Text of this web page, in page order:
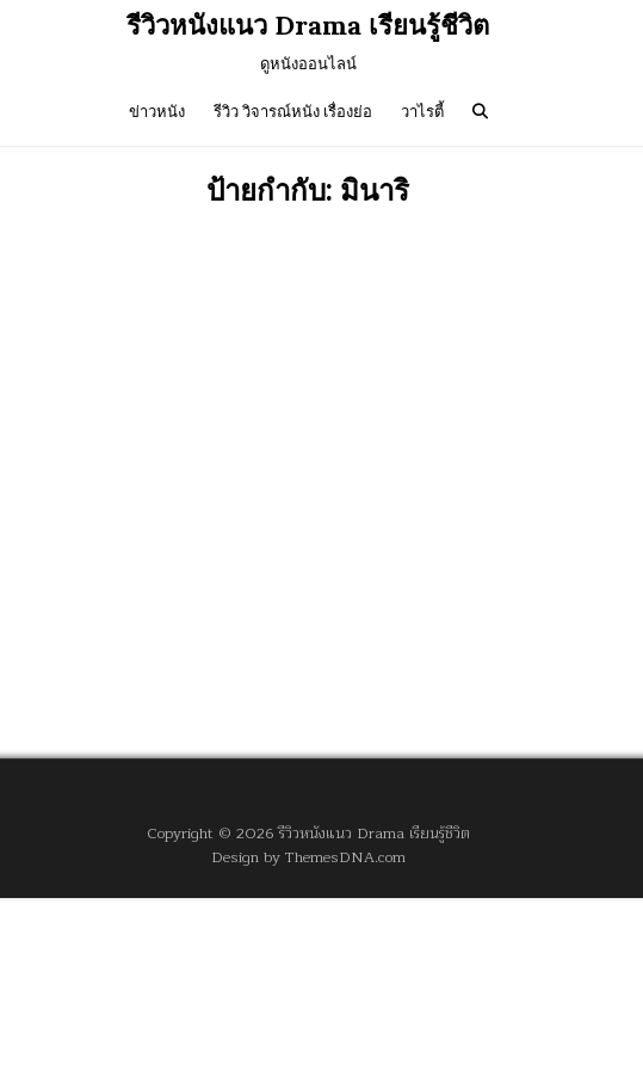
รีวิวหนังแนว Drama เรียนรู้ชีวิต
ดูหนังออนไลน์
ข่าวหนัง รีวิว วิจารณ์หนัง เรื่องย่อ วาไรตี้
ป้ายกำกับ: มินาริ
Copyright © 2026 รีวิวหนังแนว Drama เรียนรู้ชีวิต
Design by ThemesDNA.com